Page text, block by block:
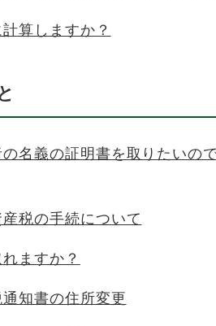
算しますか？
名義の証明書を取りたいの
税の手続について
ますか？
知書の住所変更